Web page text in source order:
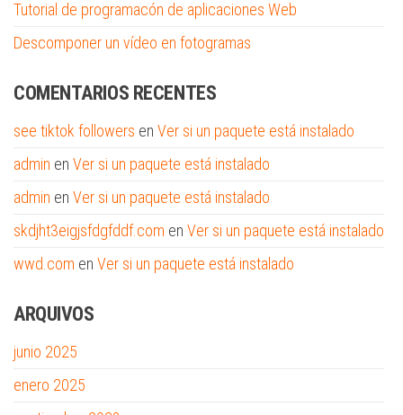
Tutorial de programacón de aplicaciones Web
Descomponer un vídeo en fotogramas
COMENTARIOS RECENTES
see tiktok followers en Ver si un paquete está instalado
admin en Ver si un paquete está instalado
admin en Ver si un paquete está instalado
skdjht3eigjsfdgfddf.com en Ver si un paquete está instalado
wwd.com en Ver si un paquete está instalado
ARQUIVOS
junio 2025
enero 2025